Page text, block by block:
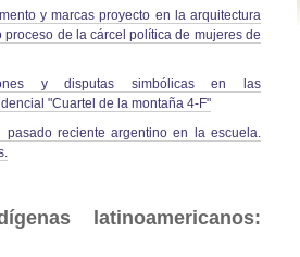
y marcas proyecto en la arquitectura
de la cárcel política de mujeres de
y disputas simbólicas en las
"Cuartel de la montaña 4-F"
pasado reciente argentino en la escuela.
latinoamericanos: